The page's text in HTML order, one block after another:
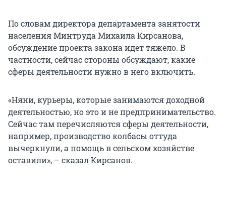
По словам директора департамента занятости
населения Минтруда Михаила Кирсанова,
обсуждение проекта закона идет тяжело. В
частности, сейчас стороны обсуждают, какие
сферы деятельности нужно в него включить.
«Няни, курьеры, которые занимаются доходной
деятельностью, но это и не предпринимательство.
Сейчас там перечисляются сферы деятельности,
например, производство колбасы оттуда
вычеркнули, а помощь в сельском хозяйстве
оставили», – сказал Кирсанов.